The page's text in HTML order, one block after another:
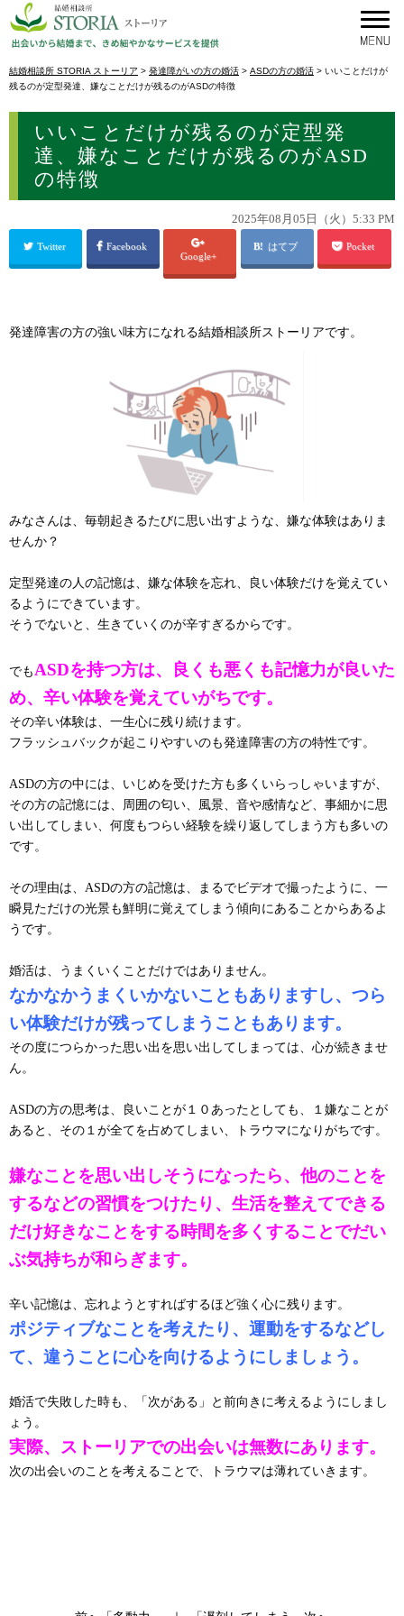
結婚相談所 STORIA ストーリア > 発達障がいの方の婚活 > ASDの方の婚活 > いいことだけが
残るのが定型発達、嫌なことだけが残るのがASDの特徴
いいことだけが残るのが定型発
達、嫌なことだけが残るのがASD
の特徴
2025年08月05日（火）5:33 PM
Twitter
Facebook
Google+
はてブ Pocket
発達障害の方の強い味方になれる結婚相談所ストーリアです。
みなさんは、毎朝起きるたびに思い出すような、嫌な体験はありま
せんか？
定型発達の人の記憶は、嫌な体験を忘れ、良い体験だけを覚えてい
るようにできています。
そうでないと、生きていくのが辛すぎるからです。
でも ASDを持つ方は、良くも悪くも記憶力が良いた
め、辛い体験を覚えていがちです。
その辛い体験は、一生心に残り続けます。
フラッシュバックが起こりやすいのも発達障害の方の特性です。
ASDの方の中には、いじめを受けた方も多くいらっしゃいますが、
その方の記憶には、周囲の匂い、風景、音や感情など、事細かに思
い出してしまい、何度もつらい経験を繰り返してしまう方も多いの
です。
その理由は、ASDの方の記憶は、まるでビデオで撮ったように、一
瞬見ただけの光景も鮮明に覚えてしまう傾向にあることからあるよ
うです。
婚活は、うまくいくことだけではありません。
なかなかうまくいかないこともありますし、つら
い体験だけが残ってしまうこともあります。
その度につらかった思い出を思い出してしまっては、心が続きませ
ん。
ASDの方の思考は、良いことが１０あったとしても、１嫌なことが
あると、その１が全てを占めてしまい、トラウマになりがちです。
嫌なことを思い出しそうになったら、他のことを
するなどの習慣をつけたり、生活を整えてできる
だけ好きなことをする時間を多くすることでだい
ぶ気持ちが和らぎます。
辛い記憶は、忘れようとすればするほど強く心に残ります。
ポジティブなことを考えたり、運動をするなどし
て、違うことに心を向けるようにしましょう。
婚活で失敗した時も、「次がある」と前向きに考えるようにしまし
ょう。
実際、ストーリアでの出会いは無数にあります。
次の出会いのことを考えることで、トラウマは薄れていきます。